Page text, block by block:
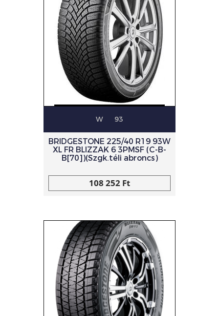
W 93
BRIDGESTONE 225/40 R19 93W
XL FR BLIZZAK 6 3PMSF (C-B-
B[70])(Szgk.téli abroncs)
108 252 Ft